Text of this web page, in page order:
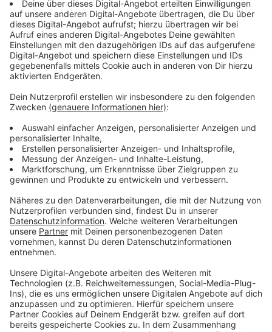
auf Leihbasis von Real Betis Sevilla verpflichtete neue
Stürmer Borja Iglesias könnte zu seinem ersten
Einsatz der Werkself kommen und für die Tore des
Tabellenführers sorgen. Anpfiff im Stadion am
Böllenfalltor ist morgen um 15:30 Uhr, Radio
Leverkusen überträgt das Spiel wie gewohnt live.
Anzeige
Weitere Meldungen aus Leverkusen
Anzeige
Leverkusen: Greenpeace-Studie hinterfragt
Autobahnausbauplan
Aus für Hitdorfer Fähre? Stadtverwaltung mit
Für Rettungsdienst: Feuerwehr Leverkusen sucht
Telenotarzt
Anzeige